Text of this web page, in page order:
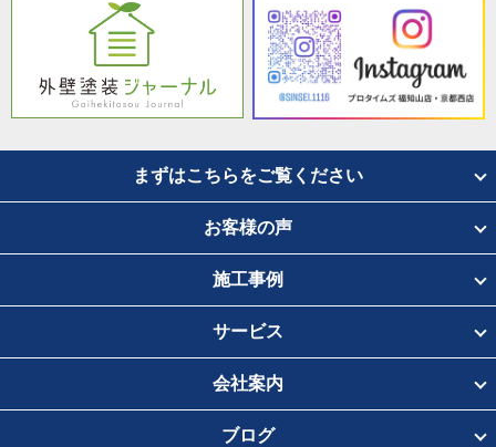
まずはこちらをご覧ください
お客様の声
施工事例
サービス
会社案内
ブログ